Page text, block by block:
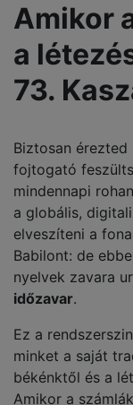
Amikor
a
73.
Biztosan
fojtogató
mindennapi
a globális,
elveszíteni a
Babilont: de
nyelvek zavara
időzavar.
Ez a
minket a saját
békénktől és a
Amikor a